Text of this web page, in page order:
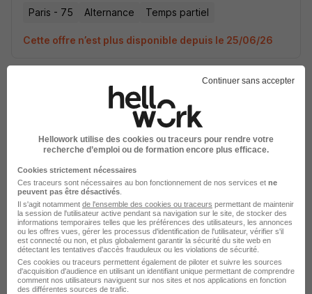
Paris - 75 Alternance Temps partiel
Cette offre n’est plus disponible depuis le 25/06/26
Alternance - Assistant de Chargé de
Normalisation Produits Finis - Mode -
Septembre 2026 H/F
Chanel
Paris - 75 Alternance Temps partiel
Cette offre n’est plus disponible depuis le 25/06/26
Continuer sans accepter
Hellowork utilise des cookies ou traceurs pour rendre votre
recherche d’emploi ou de formation encore plus efficace.
Cookies strictement nécessaires
Ces traceurs sont nécessaires au bon fonctionnement de nos services et ne
peuvent pas être désactivés
Il s'agit notamment de l'ensemble des cookies ou traceurs permettant de maintenir
la session de l'utilisateur active pendant sa navigation sur le site, de stocker des
informations temporaires telles que les préférences des utilisateurs, les annonces
ou les offres vues, gérer les processus d'identification de l'utilisateur, vérifier s'il
est connecté ou non, et plus globalement garantir la sécurité du site web en
détectant les tentatives d'accès frauduleux ou les violations de sécurité.
Ces cookies ou traceurs permettent également de piloter et suivre les sources
d'acquisition d'audience en utilisant un identifiant unique permettant de comprendre
comment nos utilisateurs naviguent sur nos sites et nos applications en fonction
des différentes sources de trafic.